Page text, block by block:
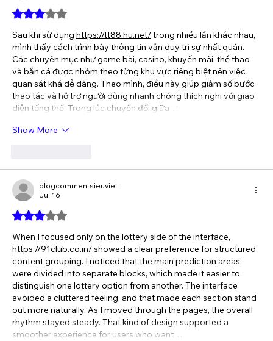
Rated 3 out of 5 stars.
Sau khi sử dụng https://tt88.hu.net/ trong nhiều lần khác nhau,
mình thấy cách trình bày thông tin vẫn duy trì sự nhất quán.
Các chuyên mục như game bài, casino, khuyến mãi, thể thao
và bắn cá được nhóm theo từng khu vực riêng biệt nên việc
quan sát khá dễ dàng. Theo mình, điều này giúp giảm số bước
thao tác và hỗ trợ người dùng nhanh chóng thích nghi với giao
diện tổng thể. Trong lúc chuyển đổi giữa…
Show More
blogcommentsieuviet
Jul 16
Rated 3 out of 5 stars.
When I focused only on the lottery side of the interface,
https://91club.co.in/ showed a clear preference for structured
content grouping. I noticed that the main prediction areas
were divided into separate blocks, which made it easier to
distinguish one lottery option from another. The interface
avoided a cluttered feeling, and that made each section stand
out more naturally. As I moved through the pages, the overall
rhythm stayed steady. That kind of design supported a
smoother experience for users who want…